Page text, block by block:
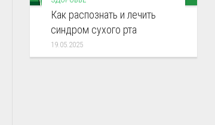
Как распознать и лечить
синдром сухого рта
19.05.2025